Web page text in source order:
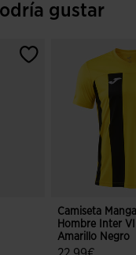
gustar
Camiseta
Hombre Inter VI
Amarillo Negro